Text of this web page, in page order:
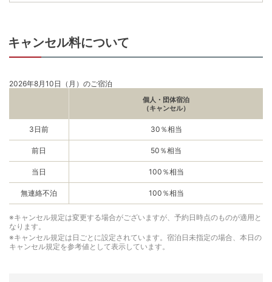
キャンセル料について
2026年8月10日（月）のご宿泊
個人・団体宿泊
（キャンセル）
3日前 30％相当
前日 50％相当
当日 100％相当
無連絡不泊 100％相当
※キャンセル規定は変更する場合がございますが、予約日時点のものが適用と
なります。
※キャンセル規定は日ごとに設定されています。宿泊日未指定の場合、本日の
キャンセル規定を参考値として表示しています。